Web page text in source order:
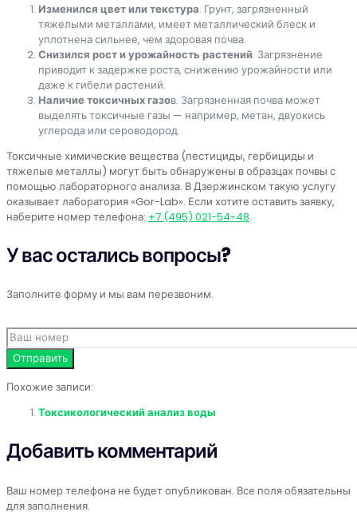
Изменился цвет или текстура. Грунт, загрязненный
тяжелыми металлами, имеет металлический блеск и
уплотнена сильнее, чем здоровая почва.
Снизился рост и урожайность растений. Загрязнение
приводит к задержке роста, снижению урожайности или
даже к гибели растений.
Наличие токсичных газов. Загрязненная почва может
выделять токсичные газы — например, метан, двуокись
углерода или сероводород.
Токсичные химические вещества (пестициды, гербициды и
тяжелые металлы) могут быть обнаружены в образцах почвы с
помощью лабораторного анализа. В Дзержинском такую услугу
оказывает лаборатория «Gor-Lab». Если хотите оставить заявку,
наберите номер телефона: +7 (495) 021-54-48.
У вас остались вопросы?
Заполните форму и мы вам перезвоним.
Похожие записи:
Токсикологический анализ воды
Добавить комментарий
Ваш номер телефона не будет опубликован. Все поля обязательны
для заполнения.